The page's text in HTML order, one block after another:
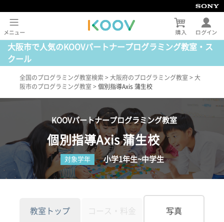
大阪市で人気のKOOVパートナープログラミング教室・ス
クール
全国のプログラミング教室検索 > 大阪府のプログラミング教室 > 大
阪市のプログラミング教室 > 個別指導Axis 蒲生校
KOOVパートナープログラミング教室
個別指導Axis 蒲生校
対象学年 小学1年生~中学生
教室トップ コース・料金 写真